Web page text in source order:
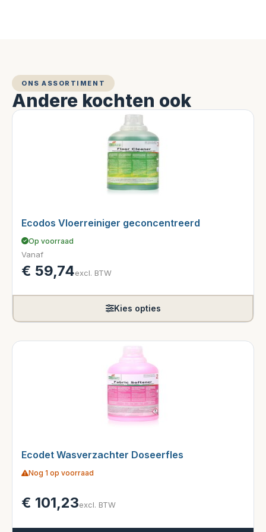
ONS ASSORTIMENT
Andere kochten ook
Ecodos Vloerreiniger geconcentreerd
Op voorraad
Vanaf
€ 59,74excl. BTW
Kies opties
Ecodet Wasverzachter Doseerfles
Nog 1 op voorraad
€ 101,23excl. BTW